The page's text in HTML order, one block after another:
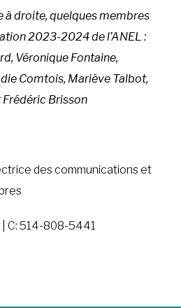
à droite, quelques membres
2023-2024 de l’ANEL :
Véronique Fontaine,
Comtois, Mariève Talbot,
Brisson
des communications et
| C: 514-808-5441